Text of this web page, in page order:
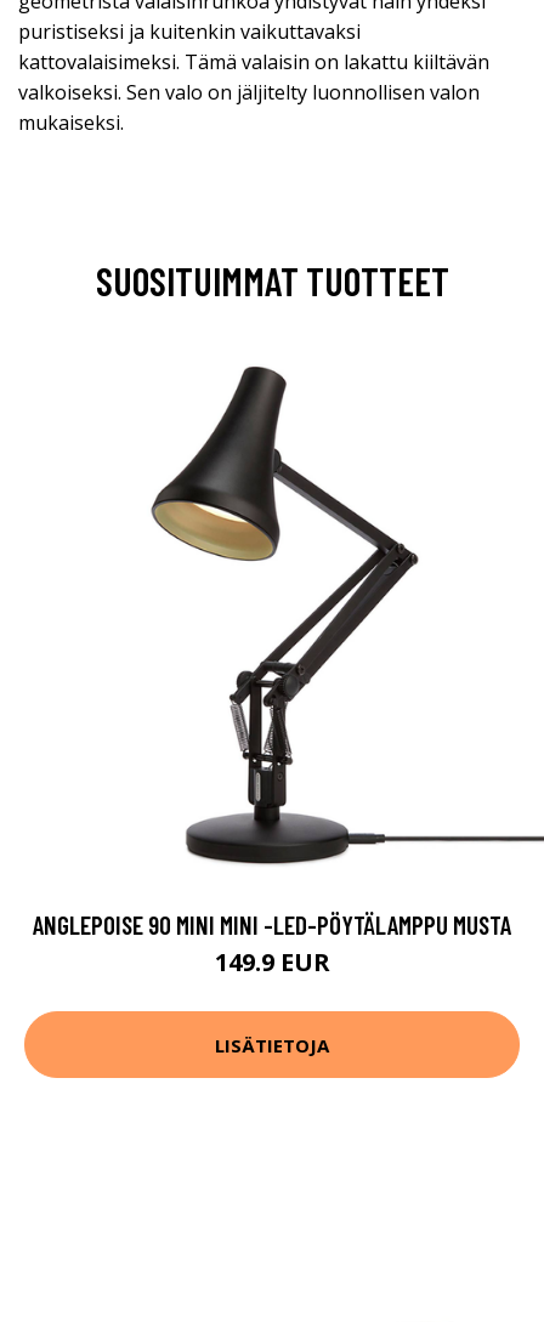
puristiseksi ja kuitenkin vaikuttavaksi
kattovalaisimeksi. Tämä valaisin on lakattu kiiltävän
valkoiseksi. Sen valo on jäljitelty luonnollisen valon
mukaiseksi.
SUOSITUIMMAT TUOTTEET
ANGLEPOISE 90 MINI MINI -LED-PÖYTÄLAMPPU MUSTA
149.9 EUR
LISÄTIETOJA